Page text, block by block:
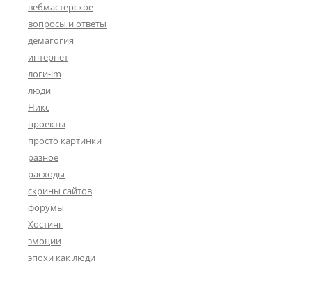
вебмастерское
вопросы и ответы
демагогия
интернет
логи-im
люди
Никс
проекты
просто картинки
разное
расходы
скрины сайтов
форумы
Хостинг
эмоции
эпохи как люди